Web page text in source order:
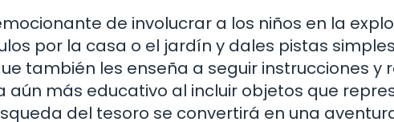
de involucrar a los niños en la
por la casa o el jardín y dales pistas
también les enseña a seguir instrucciones y
aún más educativo al incluir objetos que
del tesoro se convertirá en una